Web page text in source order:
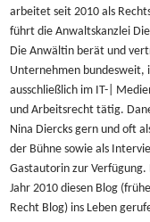
arbeitet seit 2010 als
führt die Anwaltskanzlei
Die Anwältin berät und
Unternehmen bundesweit,
ausschließlich im IT-|
und Arbeitsrecht tätig.
Nina Diercks gern und oft
der Bühne sowie als
Gastautorin zur Verfügung.
Jahr 2010 diesen Blog
Recht Blog) ins Leben